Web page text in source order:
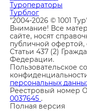
Туроператоры
Турблог
"2004-2026 © 1001
Внимание! Все
сайте, носят
публичной
Статьи 437 (2)
Федерации.
Пользовательское
персональных
Реестровый номер
0037645 .
Полная версия